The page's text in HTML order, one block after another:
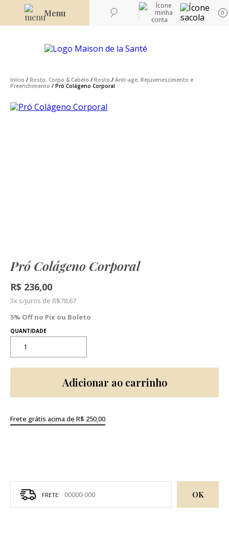
Menu 0
Início / Rosto, Corpo & Cabelo / Rosto / Anti-age, Rejuvenescimento e
Preenchimento / Pró Colágeno Corporal
Pró Colágeno Corporal
R$ 236,00
3x s/juros de R$78,67
5% Off no Pix ou Boleto
Adicionar ao carrinho
Frete grátis acima de R$ 250,00
OK